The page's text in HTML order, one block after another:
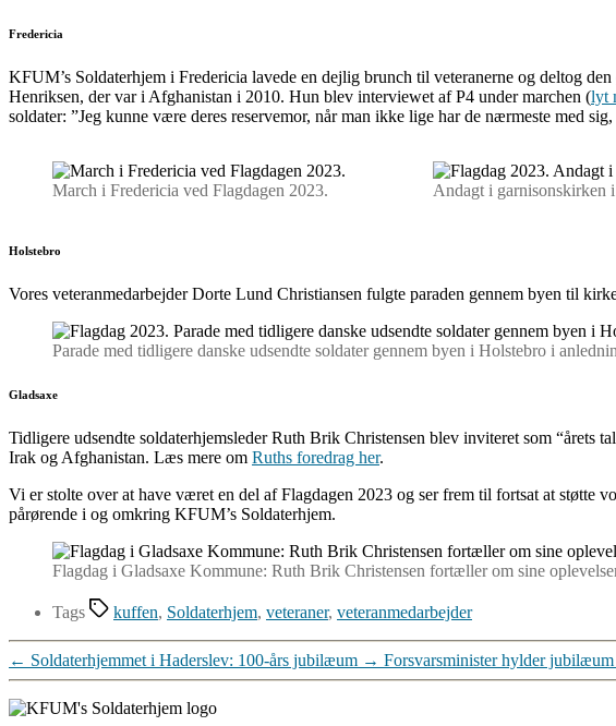
Fredericia
KFUM’s Soldaterhjem i Fredericia lavede en dejlig brunch til veteranerne og deltog
Henriksen, der var i Afghanistan i 2010. Hun blev interviewet af P4 under marchen (lyt
soldater: ”Jeg kunne være deres reservemor, når man ikke lige har de nærmeste med
March i Fredericia ved Flagdagen 2023. Andagt i garnisonskirken
Holstebro
Vores veteranmedarbejder Dorte Lund Christiansen fulgte paraden gennem byen til
Parade med tidligere danske udsendte soldater gennem byen i Holstebro i
Gladsaxe
Tidligere udsendte soldaterhjemsleder Ruth Brik Christensen blev inviteret som “årets
Irak og Afghanistan. Læs mere om Ruths foredrag her.
Vi er stolte over at have været en del af Flagdagen 2023 og ser frem til fortsat at støtte
pårørende i og omkring KFUM’s Soldaterhjem.
Flagdag i Gladsaxe Kommune: Ruth Brik Christensen fortæller om sine
Tags kuffen, Soldaterhjem, veteraner, veteranmedarbejder
← Soldaterhjemmet i Haderslev: 100-års jubilæum → Forsvarsminister hylder